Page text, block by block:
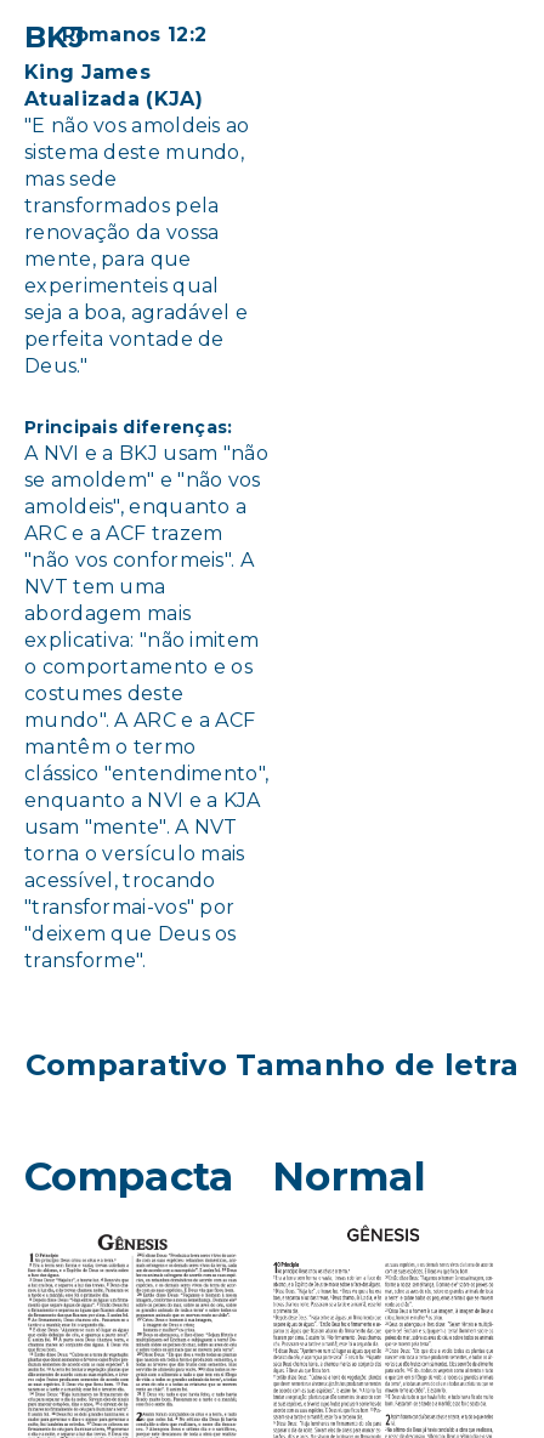
BKJRomanos 12:2
King James
Atualizada (KJA)
"E não vos amoldeis ao
sistema deste mundo,
mas sede
transformados pela
renovação da vossa
mente, para que
experimenteis qual
seja a boa, agradável e
perfeita vontade de
Deus."
Principais diferenças:
A NVI e a BKJ usam "não
se amoldem" e "não vos
amoldeis", enquanto a
ARC e a ACF trazem
"não vos conformeis". A
NVT tem uma
abordagem mais
explicativa: "não imitem
o comportamento e os
costumes deste
mundo". A ARC e a ACF
mantêm o termo
clássico "entendimento",
enquanto a NVI e a KJA
usam "mente". A NVT
torna o versículo mais
acessível, trocando
"transformai-vos" por
"deixem que Deus os
transforme".
Comparativo Tamanho de letra
Compacta Normal